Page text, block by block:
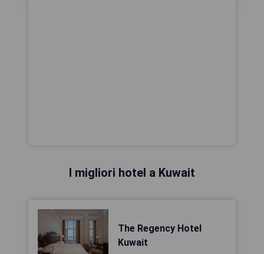
I migliori hotel a Kuwait
The Regency Hotel
Kuwait